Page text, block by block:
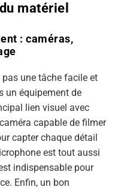
matériel
: caméras,
pas une tâche facile et
un équipement de
lien visuel avec
capable de filmer
capter chaque détail
est tout aussi
indispensable pour
Enfin, un bon